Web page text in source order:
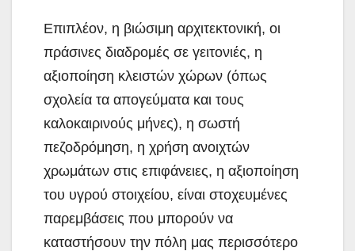
Επιπλέον, η βιώσιμη αρχιτεκτονική, οι
πράσινες διαδρομές σε γειτονιές, η
αξιοποίηση κλειστών χώρων (όπως
σχολεία τα απογεύματα και τους
καλοκαιρινούς μήνες), η σωστή
πεζοδρόμηση, η χρήση ανοιχτών
χρωμάτων στις επιφάνειες, η αξιοποίηση
του υγρού στοιχείου, είναι στοχευμένες
παρεμβάσεις που μπορούν να
καταστήσουν την πόλη μας περισσότερο